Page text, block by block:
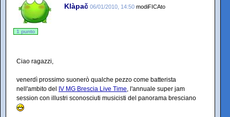
Klàpač 06/01/2010, 14:50 modiFICAto
1 punto
Ciao ragazzi,
venerdì prossimo suonerò qualche pezzo come batterista
nell'ambito del
IV MG Brescia Live Time, l'annuale super jam
session con illustri sconosciuti musicisti del panorama bresciano